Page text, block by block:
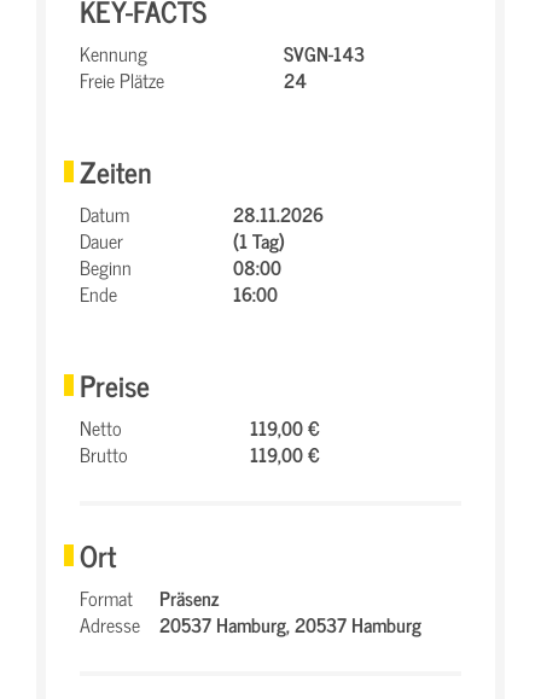
KEY-FACTS
Kennung
SVGN-143
Freie Plätze
24
Zeiten
Datum
28.11.2026
Dauer
(1 Tag)
Beginn
08:00
Ende
16:00
Preise
Netto
119,00 €
Brutto
119,00 €
Ort
Format
Präsenz
Adresse
20537 Hamburg,20537 Hamburg